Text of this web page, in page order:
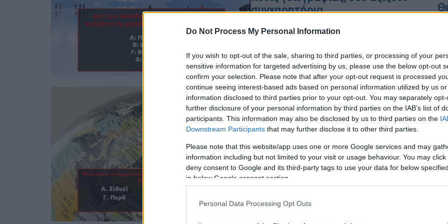
Do Not Process My Personal Information
If you wish to opt-out of the sale, sharing to third parties, or processing of your
sensitive information for targeted advertising by us, please use the below opt-out
confirm your selection. Please note that after your opt-out request is processed
continue seeing interest-based ads based on personal information utilized by us
information disclosed to third parties prior to your opt-out. You may separately
further disclosure of your personal information by third parties on the IAB’s list of
participants. This information may also be disclosed by us to third parties on the
Downstream Participants that may further disclose it to other third parties.
Please note that this website/app uses one or more Google services and may
information including but not limited to your visit or usage behaviour. You may
deny consent to Google and its third-party tags to use your data for below
in below Google consent section.
Personal Data Processing Opt Outs
συγχαρητήρια
Ξέχνα πρωτεύουσες και σημαίες
Our Network|26.02.2026 18:00
10 χώρες που άλλαξαν
πρωτεύουσα: Αν κάνεις πάνω από
8/10 είσαι geography legend
Μόνο για μεγάλους παίκτες,
παρακαλώ…